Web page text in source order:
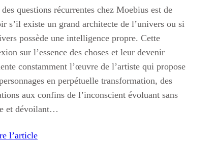
questions récurrentes chez Moebius est de
s’il existe un grand architecte de l’univers ou si
possède une intelligence propre. Cette
sur l’essence des choses et leur devenir
constamment l’œuvre de l’artiste qui propose
en perpétuelle transformation, des
aux confins de l’inconscient évoluant sans
et dévoilant…
l’article